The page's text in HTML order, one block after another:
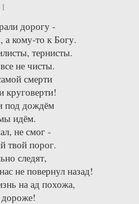
дорогу -
а кому-то к Богу.
тернисты.
не чисты.
смерти
круговерти!
под дождём
идём.
не смог -
твой порог.
следят,
не повернул назад!
на ад похожа,
дороже!